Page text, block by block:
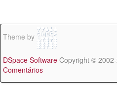
Theme by
DSpace Software Copyright ©
Comentários